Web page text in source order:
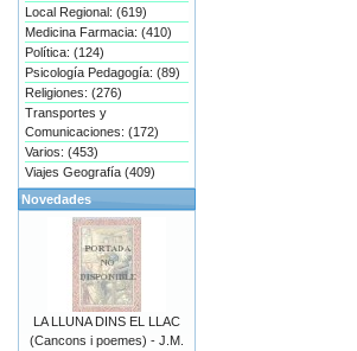
Local Regional: (619)
Medicina Farmacia: (410)
Política: (124)
Psicología Pedagogía: (89)
Religiones: (276)
Transportes y
Comunicaciones: (172)
Varios: (453)
Viajes Geografía (409)
Novedades
LA LLUNA DINS EL LLAC
(Cancons i poemes) - J.M.